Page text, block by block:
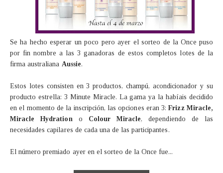
Se ha hecho esperar un poco pero ayer el sorteo de la Once puso
por fin nombre a las 3 ganadoras de estos completos lotes de la
firma australiana Aussie.
Estos lotes consisten en 3 productos, champú, acondicionador y su
producto estrella: 3 Minute Miracle. La gama ya la habíais decidido
en el momento de la inscripción, las opciones eran 3:Frizz Miracle,
Miracle Hydration o Colour Miracle, dependiendo de las
necesidades capilares de cada una de las participantes.
El número premiado ayer en el sorteo de la Once fue...